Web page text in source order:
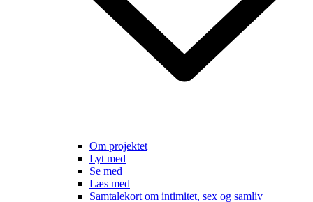
Om projektet
Lyt med
Se med
Læs med
Samtalekort om intimitet, sex og samliv